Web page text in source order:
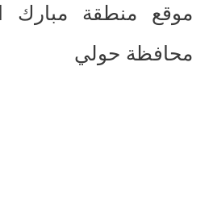
موقع منطقة مبارك
محافظة حولي